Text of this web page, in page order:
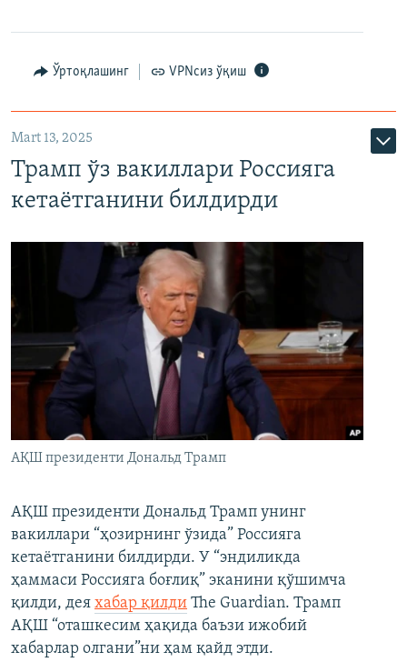
Ўртоқлашинг VPNсиз ўқиш
Mart 13, 2025
Трамп ўз вакиллари Россияга
кетаётганини билдирди
АҚШ президенти Дональд Трамп
АҚШ президенти Дональд Трамп унинг
вакиллари “ҳозирнинг ўзида” Россияга
кетаётганини билдирди. У “эндиликда
ҳаммаси Россияга боғлиқ” эканини қўшимча
қилди, дея хабар қилди The Guardian. Трамп
АҚШ “оташкесим ҳақида баъзи ижобий
хабарлар олгани”ни ҳам қайд этди.